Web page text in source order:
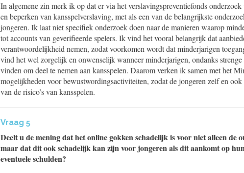
In algemene zin merk ik op dat er via het verslavingspreventiefonds
en beperken van kansspelverslaving, met als een van de belangrijkste
jongeren. Ik laat niet specifiek onderzoek doen naar de manieren waarop
tot accounts van geverifieerde spelers. Ik vind het vooral belangrijk dat
verantwoordelijkheid nemen, zodat voorkomen wordt dat minderjarigen
vind het wel zorgelijk en onwenselijk wanneer minderjarigen, ondanks
vinden om deel te nemen aan kansspelen. Daarom verken ik samen met het
mogelijkheden voor bewustwordingsactiviteiten, zodat de jongeren zelf en
van de risico’s van kansspelen.
Vraag 5
Deelt u de mening dat het online gokken schadelijk is voor niet alleen de
maar dat dit ook schadelijk kan zijn voor jongeren als dit aankomt op
eventuele schulden?